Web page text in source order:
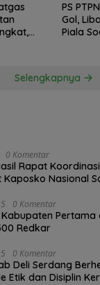
PS
Gol,
Piala
Selengkapnya
0 Komentar
Rapat
Kaposko Nasional
0 Komentar
Pertama
Redkar
0 Komentar
Deli Serdang
Etik dan Disiplin